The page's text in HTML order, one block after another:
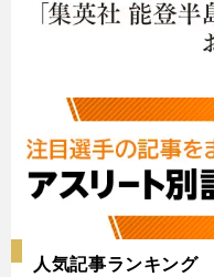
人気記事ランキング